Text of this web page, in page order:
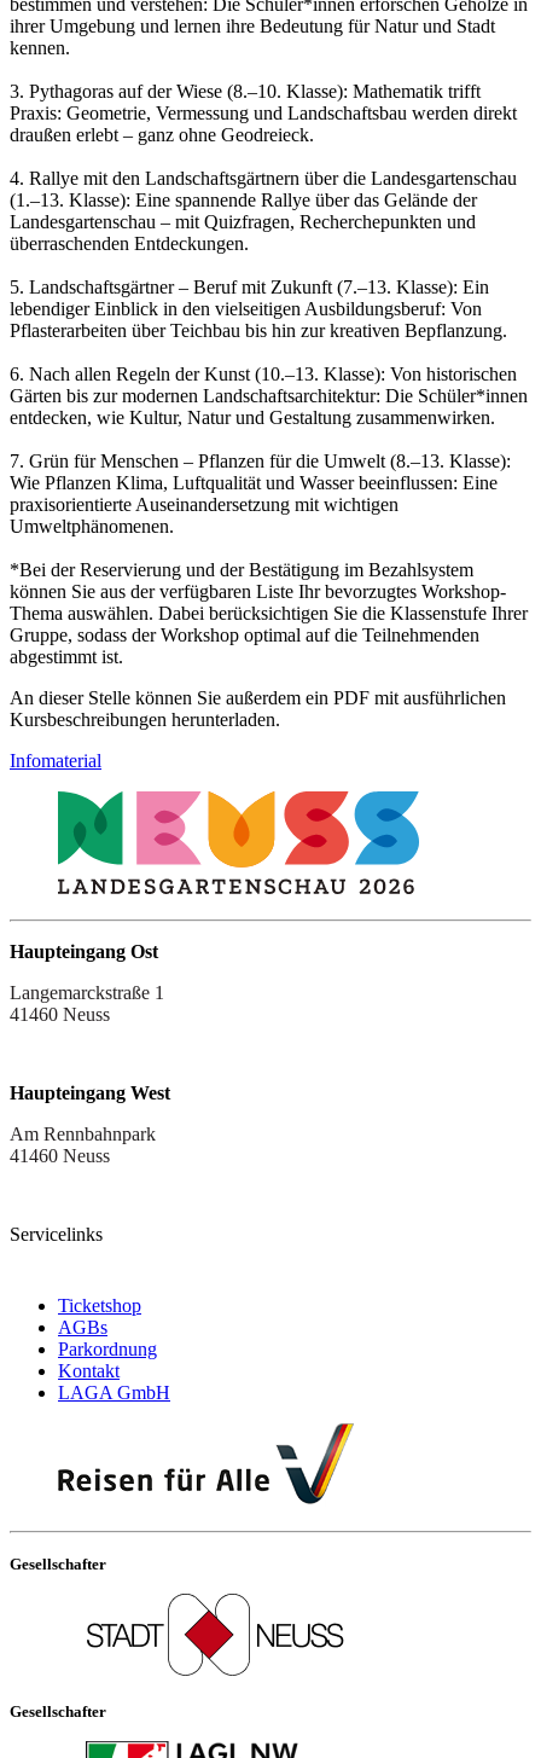
ihrer Umgebung und lernen ihre Bedeutung für Natur und Stadt
kennen.
3. Pythagoras auf der Wiese (8.–10. Klasse): Mathematik trifft
Praxis: Geometrie, Vermessung und Landschaftsbau werden direkt
draußen erlebt – ganz ohne Geodreieck.
4. Rallye mit den Landschaftsgärtnern über die Landesgartenschau
(1.–13. Klasse): Eine spannende Rallye über das Gelände der
Landesgartenschau – mit Quizfragen, Recherchepunkten und
überraschenden Entdeckungen.
5. Landschaftsgärtner – Beruf mit Zukunft (7.–13. Klasse): Ein
lebendiger Einblick in den vielseitigen Ausbildungsberuf: Von
Pflasterarbeiten über Teichbau bis hin zur kreativen Bepflanzung.
6. Nach allen Regeln der Kunst (10.–13. Klasse): Von historischen
Gärten bis zur modernen Landschaftsarchitektur: Die Schüler*innen
entdecken, wie Kultur, Natur und Gestaltung zusammenwirken.
7. Grün für Menschen – Pflanzen für die Umwelt (8.–13. Klasse):
Wie Pflanzen Klima, Luftqualität und Wasser beeinflussen: Eine
praxisorientierte Auseinandersetzung mit wichtigen
Umweltphänomenen.
*Bei der Reservierung und der Bestätigung im Bezahlsystem
können Sie aus der verfügbaren Liste Ihr bevorzugtes Workshop-
Thema auswählen. Dabei berücksichtigen Sie die Klassenstufe Ihrer
Gruppe, sodass der Workshop optimal auf die Teilnehmenden
abgestimmt ist.
An dieser Stelle können Sie außerdem ein PDF mit ausführlichen
Kursbeschreibungen herunterladen.
Infomaterial
Haupteingang Ost
Langemarckstraße 1
41460 Neuss
Haupteingang West
Am Rennbahnpark
41460 Neuss
Servicelinks
Ticketshop
AGBs
Parkordnung
Kontakt
LAGA GmbH
Gesellschafter
Gesellschafter